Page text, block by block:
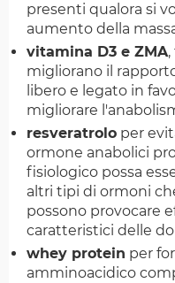
presenti qualora si
aumento della
vitamina D3 e ZMA
migliorano il
libero e legato in
migliorare
resveratrolo per
ormone anabolici
fisiologico possa
altri tipi di ormoni
possono provocare
caratteristici delle
whey protein per
amminoacidico